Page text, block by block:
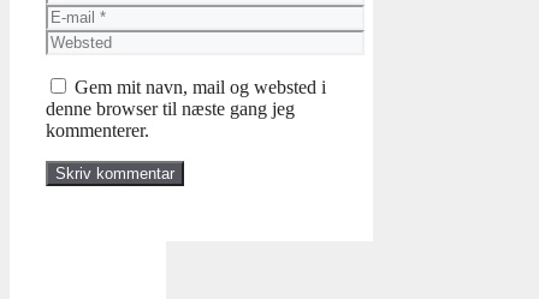
E-
mail
Websted
Gem mit navn, mail og websted i
denne browser til næste gang jeg
kommenterer.